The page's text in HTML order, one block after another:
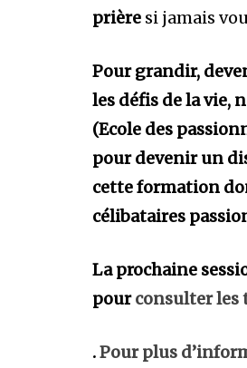
prière si jamais
Pour grandir,
les défis de la vie,
(Ecole des
pour devenir un
cette formation
célibataires
La prochaine
pourconsulter les
.Pour plus